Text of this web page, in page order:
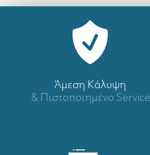
Άμεση Κάλυψη
& Πιστοποιημένο Service